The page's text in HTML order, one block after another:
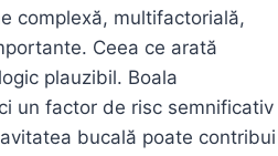
complexă, multifactorială,
Ceea ce arată
plauzibil. Boala
un factor de risc semnificativ
bucală poate contribui